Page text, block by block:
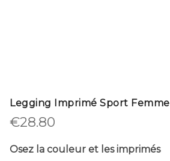
Legging Imprimé Sport Femme
€28.80
Osez la couleur et les imprimés